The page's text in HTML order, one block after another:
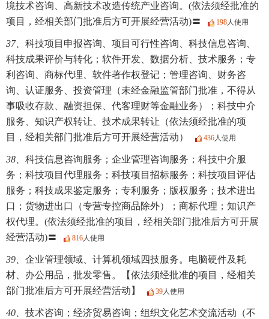
境技术咨询、高新技术改造传统产业咨询。(依法须经批准的
项目，经相关部门批准后方可开展经营活动)〓
198人使用
37、 科技项目申报咨询、项目可行性咨询、科技信息咨询、
科技成果评价与转化；软件开发、数据分析、技术服务；专
利咨询、商标代理、软件著作权登记；管理咨询、财务咨
询、认证服务、投资管理（未经金融监管部门批准，不得从
事吸收存款、融资担保、代客理财等金融业务）；科技中介
服务、知识产权转让、技术成果转让（依法须经批准的项
目，经相关部门批准后方可开展经营活动）
436人使用
38、 科技信息咨询服务；企业管理咨询服务；科技中介服
务；科技项目代理服务；科技项目招标服务；科技项目评估
服务；科技成果鉴定服务；专利服务；版权服务；技术进出
口；货物进出口（专营专控商品除外）；商标代理；知识产
权代理。(依法须经批准的项目，经相关部门批准后方可开展
经营活动)〓
816人使用
39、 企业管理领域、计算机领域四技服务。电脑硬件及耗
材、办公用品，批发零售。【依法须经批准的项目，经相关
部门批准后方可开展经营活动】
39人使用
40、 技术咨询；经济贸易咨询；组织文化艺术交流活动（不